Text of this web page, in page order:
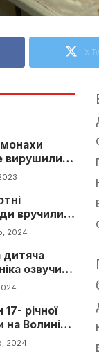
X
монахи
вирушили
пожежу.
вручили
полеглих
2024
дитяча
озвучила
на 2024
річної
на Волині
вже
2024